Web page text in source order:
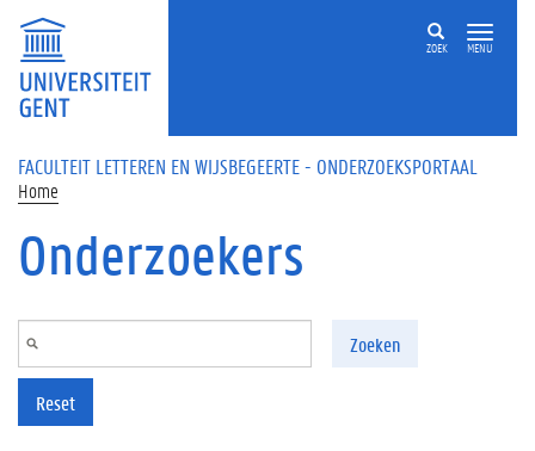
Overslaan en naar de inhoud gaan
ZOEK MENU
FACULTEIT LETTEREN EN WIJSBEGEERTE - ONDERZOEKSPORTAAL
Home
Onderzoekers
Zoeken
Reset